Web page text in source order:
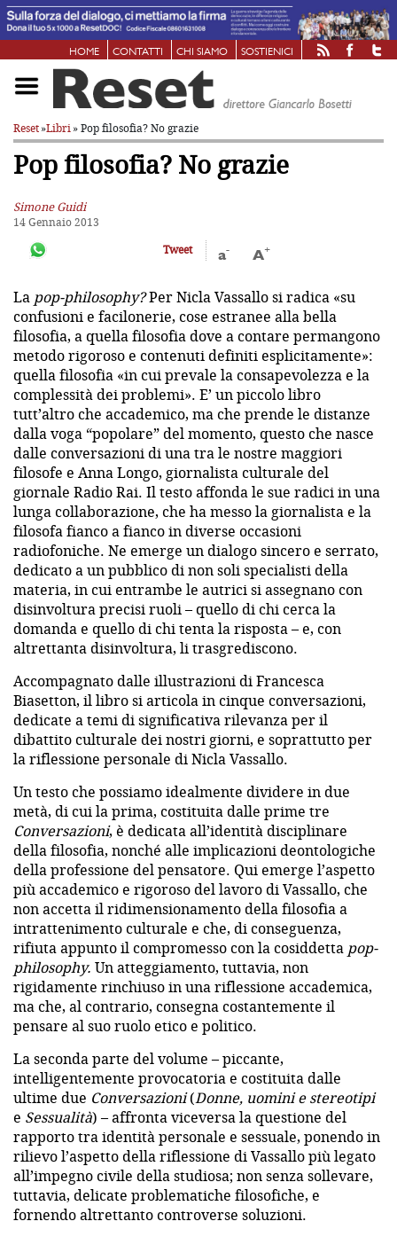
HOME CONTATTI CHI SIAMO SOSTIENICI
Reset»Libri» Pop filosofia? No grazie
Pop filosofia? No grazie
Simone Guidi
14 Gennaio 2013
Tweet
a- A+
La pop-philosophy?Per Nicla Vassallo si radica «su
confusioni e facilonerie, cose estranee alla bella
filosofia, a quella filosofia dove a contare permangono
metodo rigoroso e contenuti definiti esplicitamente»:
quella filosofia «in cui prevale la consapevolezza e la
complessità dei problemi». E’ un piccolo libro
tutt’altro che accademico, ma che prende le distanze
dalla voga “popolare” del momento, questoche nasce
dalle conversazioni di una tra le nostre maggiori
filosofe e Anna Longo, giornalista culturale del
giornale Radio Rai. Il testo affonda le sue radici in una
lunga collaborazione, che ha messo la giornalista e la
filosofa fianco a fianco in diverse occasioni
radiofoniche. Ne emerge un dialogo sincero e serrato,
dedicato a un pubblico di non soli specialisti della
materia, in cui entrambe le autrici si assegnano con
disinvoltura precisi ruoli – quello di chi cerca la
domanda e quello di chi tenta la risposta – e, con
altrettanta disinvoltura, li trasgrediscono.
Accompagnato dalle illustrazioni di Francesca
Biasetton, il libro si articola in cinque conversazioni,
dedicate a temi di significativa rilevanza per il
dibattito culturale dei nostri giorni, e soprattutto per
la riflessione personale di Nicla Vassallo.
Un testo che possiamo idealmente dividere in due
metà, di cui la prima, costituita dalle prime tre
Conversazioni, è dedicata all’identità disciplinare
della filosofia, nonché alle implicazioni deontologiche
della professione del pensatore. Qui emerge l’aspetto
più accademico e rigoroso del lavoro di Vassallo, che
non accetta il ridimensionamento della filosofia a
intrattenimento culturale e che, di conseguenza,
rifiuta appunto il compromesso con la cosiddetta pop-
philosophy. Un atteggiamento, tuttavia, non
rigidamente rinchiuso in una riflessione accademica,
ma che, al contrario, consegna costantemente il
pensare al suo ruolo etico e politico.
La seconda parte del volume – piccante,
intelligentemente provocatoria e costituita dalle
ultime due Conversazioni(Donne, uomini e stereotipi
e Sessualità) – affronta viceversa la questione del
rapporto tra identità personale e sessuale, ponendo in
rilievo l’aspetto della riflessione di Vassallo più legato
all’impegno civile della studiosa; non senza sollevare,
tuttavia, delicate problematiche filosofiche, e
fornendo altrettanto controverse soluzioni.